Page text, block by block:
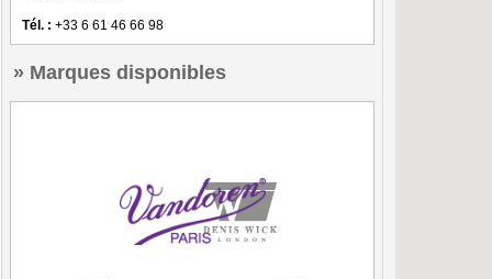
Tél. : +33 6 61 46 66 98
Marques disponibles